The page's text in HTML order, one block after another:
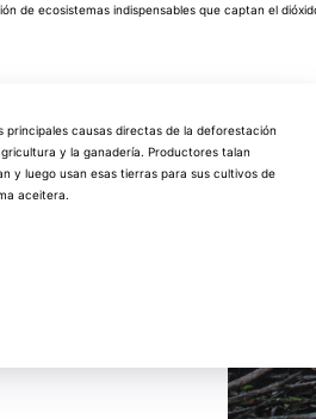
de ecosistemas indispensables que captan el
principales causas directas de la deforestación
y la ganadería. Productores talan
y luego usan esas tierras para sus cultivos de
aceitera.